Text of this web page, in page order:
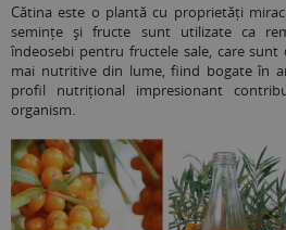
Cătina este o plantă cu proprietăți
semințe și fructe sunt utilizate ca
îndeosebi pentru fructele sale, care
mai nutritive din lume, fiind bogate în
profil nutrițional impresionant
organism.